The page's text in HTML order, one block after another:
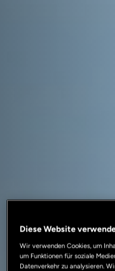
Diese Website
Wir verwenden Cookies, um
um Funktionen für soziale
Datenverkehr zu analysieren.